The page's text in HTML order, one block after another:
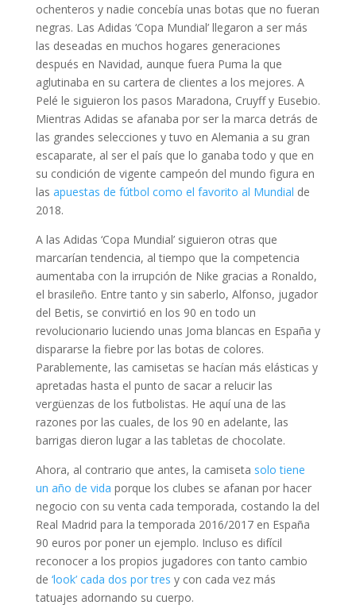
ochenteros y nadie concebía unas botas que no fueran
negras. Las Adidas ‘Copa Mundial’ llegaron a ser más
las deseadas en muchos hogares generaciones
después en Navidad, aunque fuera Puma la que
aglutinaba en su cartera de clientes a los mejores. A
Pelé le siguieron los pasos Maradona, Cruyff y Eusebio.
Mientras Adidas se afanaba por ser la marca detrás de
las grandes selecciones y tuvo en Alemania a su gran
escaparate, al ser el país que lo ganaba todo y que en
su condición de vigente campeón del mundo figura en
las apuestas de fútbol como el favorito al Mundial de
2018.
A las Adidas ‘Copa Mundial’ siguieron otras que
marcarían tendencia, al tiempo que la competencia
aumentaba con la irrupción de Nike gracias a Ronaldo,
el brasileño. Entre tanto y sin saberlo, Alfonso, jugador
del Betis, se convirtió en los 90 en todo un
revolucionario luciendo unas Joma blancas en España y
dispararse la fiebre por las botas de colores.
Parablemente, las camisetas se hacían más elásticas y
apretadas hasta el punto de sacar a relucir las
vergüenzas de los futbolistas. He aquí una de las
razones por las cuales, de los 90 en adelante, las
barrigas dieron lugar a las tabletas de chocolate.
Ahora, al contrario que antes, la camiseta solo tiene
un año de vida porque los clubes se afanan por hacer
negocio con su venta cada temporada, costando la del
Real Madrid para la temporada 2016/2017 en España
90 euros por poner un ejemplo. Incluso es difícil
reconocer a los propios jugadores con tanto cambio
de ‘look’ cada dos por tres y con cada vez más
tatuajes adornando su cuerpo.